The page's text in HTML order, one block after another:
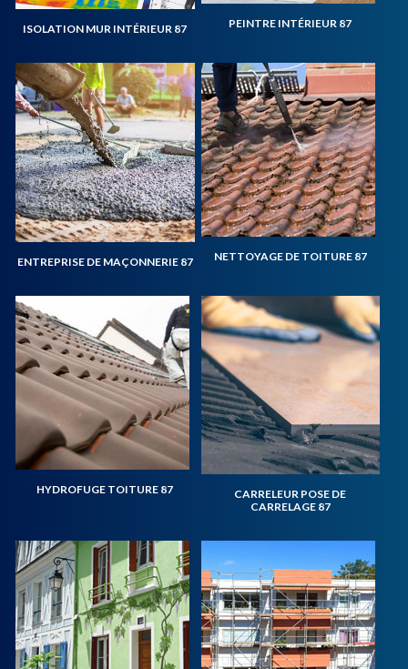
ISOLATION MUR INTÉRIEUR 87 PEINTRE INTÉRIEUR 87
ENTREPRISE DE MAÇONNERIE 87 NETTOYAGE DE TOITURE 87
HYDROFUGE TOITURE 87
CARRELEUR POSE DE
CARRELAGE 87